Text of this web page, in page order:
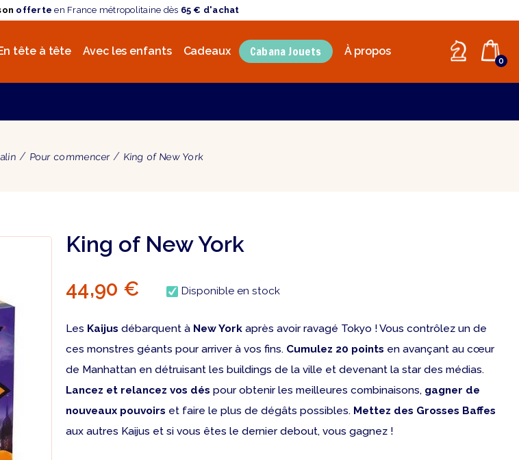
offerte en France métropolitaine dès 65 € d'achat
tête à tête Avec les enfants Cadeaux Cabana Jouets À propos
0
Pour commencer King of New York
King of New York
44,90 € Disponible en stock
Les Kaijus débarquent à New York après avoir ravagé Tokyo ! Vous contrôlez un de
ces monstres géants pour arriver à vos fins. Cumulez 20 points en avançant au cœur
de Manhattan en détruisant les buildings de la ville et devenant la star des médias.
Lancez et relancez vos dés pour obtenir les meilleures combinaisons, gagner de
nouveaux pouvoirs et faire le plus de dégâts possibles. Mettez des Grosses Baffes
aux autres Kaijus et si vous êtes le dernier debout, vous gagnez !